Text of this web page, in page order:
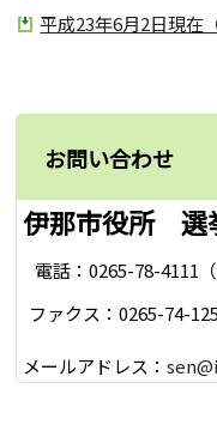
平成23年6月2日現在
お問い合わせ
伊那市役所 選
電話：0265-78-4111（
ファクス：0265-74-
メールアドレス：